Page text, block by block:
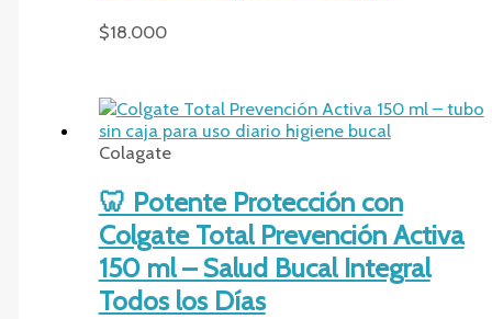
$18.000
Colagate
🦷 Potente Protección con
Colgate Total Prevención Activa
150 ml – Salud Bucal Integral
Todos los Días